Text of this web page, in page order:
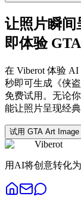
让照片瞬
即体验
在 Viberot 体验 AI
秒即可生成《侠
免费试用。无论
能让照片呈现经
试用 GTA Art Image
Viberot
用AI将创意转化